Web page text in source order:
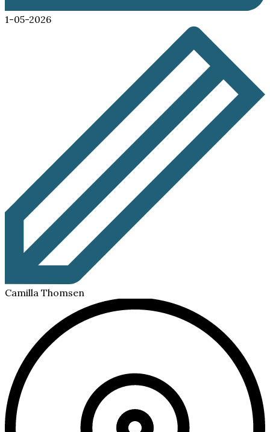
1-05-2026
Camilla Thomsen